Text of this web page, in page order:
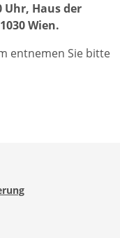
Uhr, Haus der
Wien.
entnemen Sie bitte